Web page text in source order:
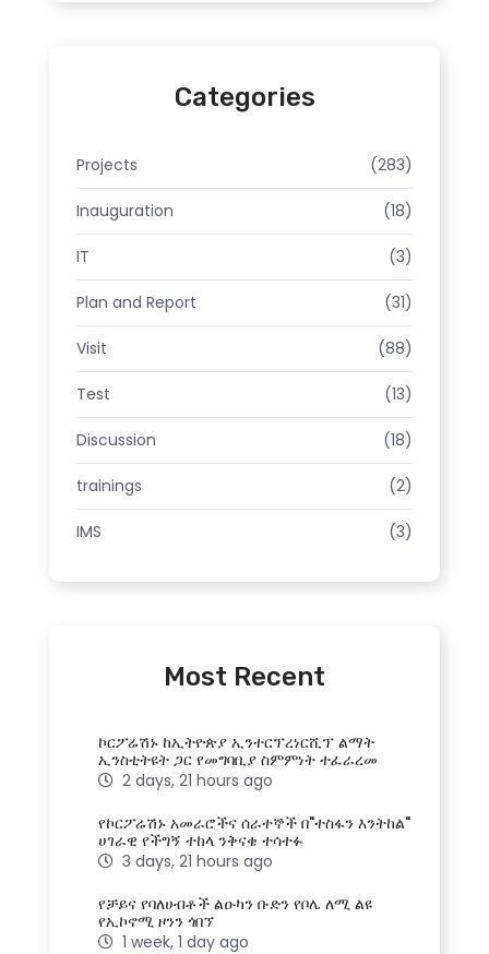
Categories
Projects (283)
Inauguration (18)
IT (3)
Plan and Report (31)
Visit (88)
Test (13)
Discussion (18)
trainings (2)
IMS (3)
Most Recent
ኮርፖሬሽኑ ከኢትዮጵያ ኢንተርፕረነርሺፕ ልማት
ኢንስቲትዩት ጋር የመግባቢያ ስምምነት ተፈራረመ
2 days, 21 hours ago
የኮርፖሬሽኑ አመራሮችና ሰራተኞች በ"ተስፋን እንትከል"
ሀገራዊ የችግኝ ተከላ ንቅናቄ ተሳተፉ
3 days, 21 hours ago
የቻይና የባለሀብቶች ልዑካን ቡድን የቦሌ ለሚ ልዩ
የኢኮኖሚ ዞንን ጎበኘ
1 week, 1 day ago